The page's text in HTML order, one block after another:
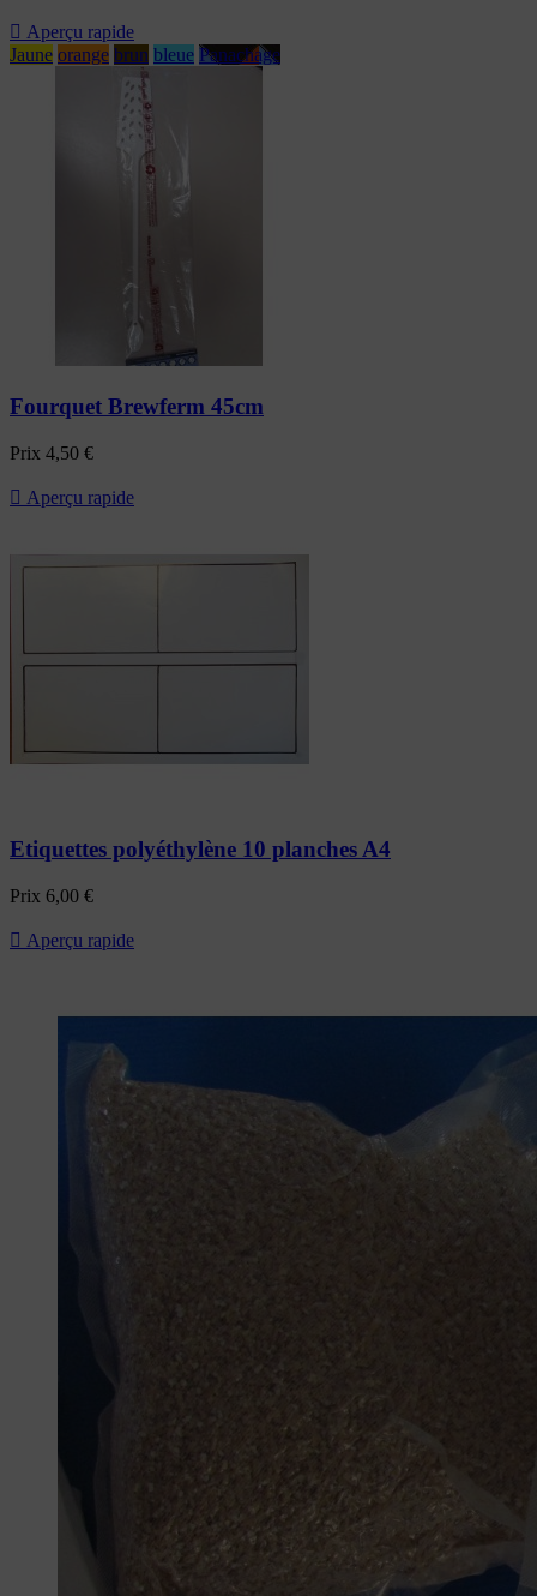
 Aperçu rapide
Jaune orange brun bleue Panachage
Fourquet Brewferm 45cm
Prix 4,50 €
 Aperçu rapide
Etiquettes polyéthylène 10 planches A4
Prix 6,00 €
 Aperçu rapide